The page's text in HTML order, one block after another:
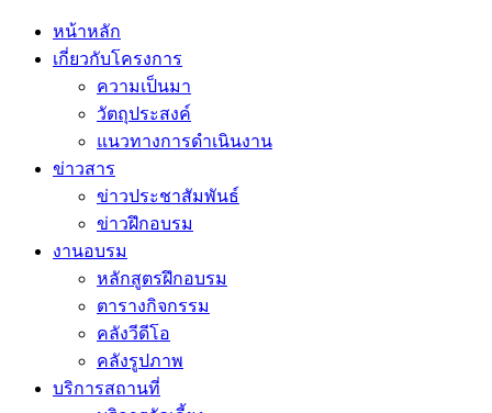
หน้าหลัก
เกี่ยวกับโครงการ
ความเป็นมา
วัตถุประสงค์
แนวทางการดำเนินงาน
ข่าวสาร
ข่าวประชาสัมพันธ์
ข่าวฝึกอบรม
งานอบรม
หลักสูตรฝึกอบรม
ตารางกิจกรรม
คลังวีดีโอ
คลังรูปภาพ
บริการสถานที่